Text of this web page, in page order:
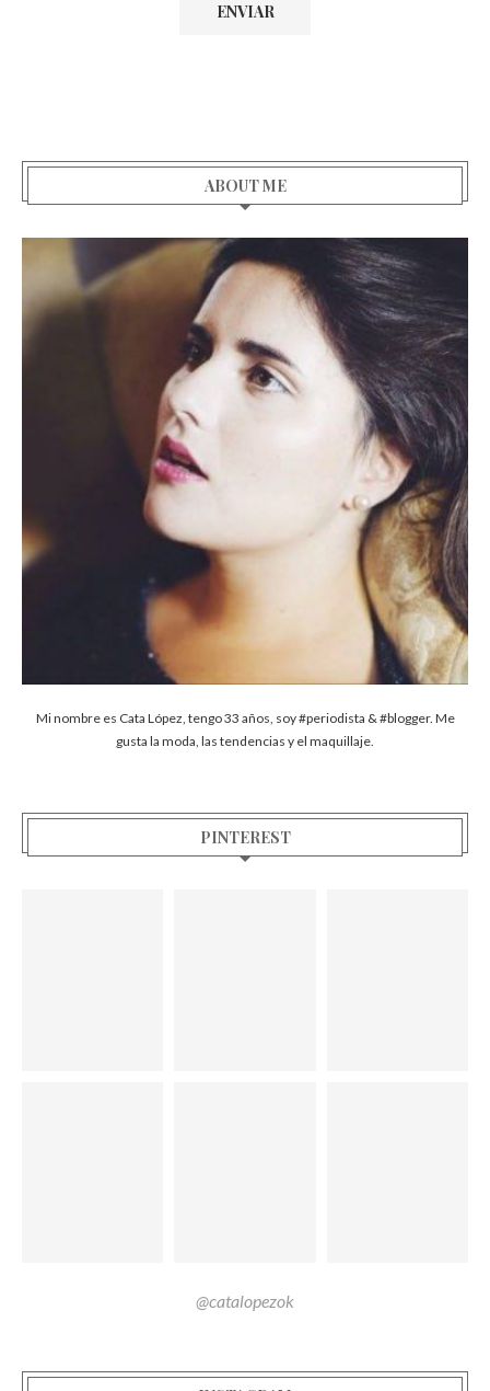
ABOUT ME
Mi nombre es Cata López, tengo 33 años, soy #periodista & #blogger. Me
gusta la moda, las tendencias y el maquillaje.
PINTEREST
@catalopezok